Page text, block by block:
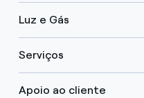
Luz e Gás
Serviços
Apoio ao cliente